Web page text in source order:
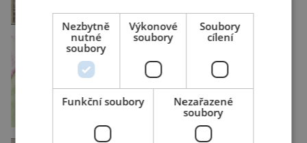
ostrovů. Mnozí skeptici to
přikládají hlavně snaze dané
místo zviditelnit a
pozornost záhadám
nakloněných turi
tisicereceptu.cz
šunkou
Je lehký, zdravý, a když si k
němu dáte opečený chléb
nebo čerstvou bagetku,
bude chutnat jedna báseň.
Suroviny 250 g vaší oblíbené
Nezbytně
nutné
soubory
Výkonové
soubory
Soubory
cílení
Funkční soubory
Nezařazené
soubory